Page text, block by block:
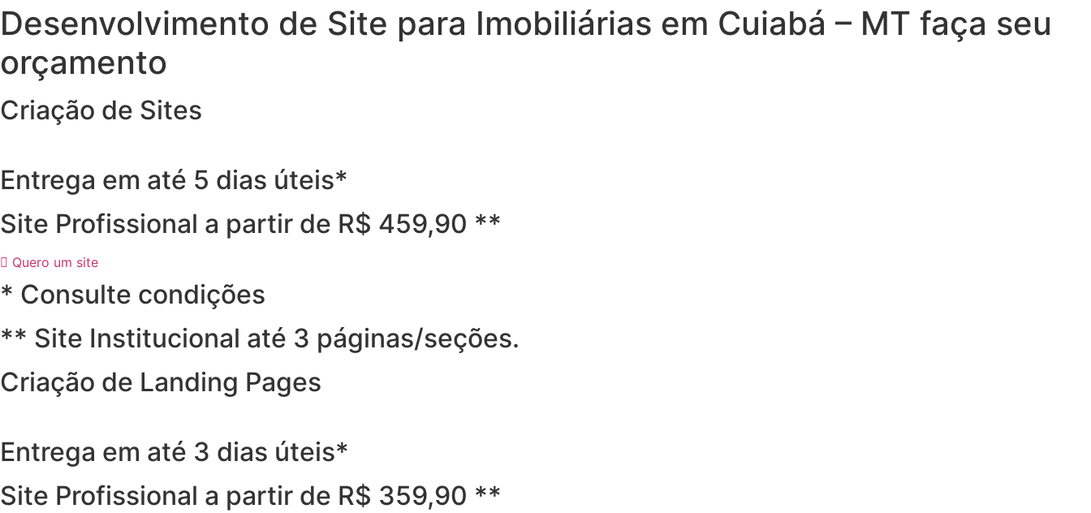
Desenvolvimento de Site para Imobiliárias em Cuiabá – MT faça seu
orçamento
Criação de Sites
Entrega em até 5 dias úteis*
Site Profissional a partir de R$ 459,90 **
Quero um site
* Consulte condições
** Site Institucional até 3 páginas/seções.
Criação de Landing Pages
Entrega em até 3 dias úteis*
Site Profissional a partir de R$ 359,90 **